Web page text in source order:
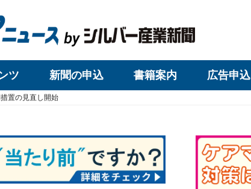
ツ 新聞の申込 書籍案内 広告申込
置の見直し開始